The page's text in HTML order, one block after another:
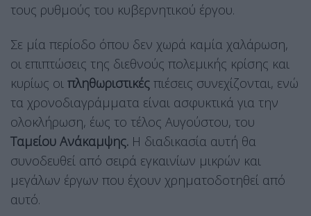
τους ρυθμούς του κυβερνητικού έργου.
Σε μία περίοδο όπου δεν χωρά καμία χαλάρωση,
οι επιπτώσεις της διεθνούς πολεμικής κρίσης και
κυρίως οι πληθωριστικές πιέσεις συνεχίζονται, ενώ
τα χρονοδιαγράμματα είναι ασφυκτικά για την
ολοκλήρωση, έως το τέλος Αυγούστου, του
Ταμείου Ανάκαμψης. Η διαδικασία αυτή θα
συνοδευθεί από σειρά εγκαινίων μικρών και
μεγάλων έργων που έχουν χρηματοδοτηθεί από
αυτό.